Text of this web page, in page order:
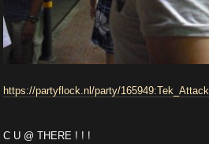
https://partyflock.nl/party/165949:Tek_Attack
C U @ THERE ! ! !